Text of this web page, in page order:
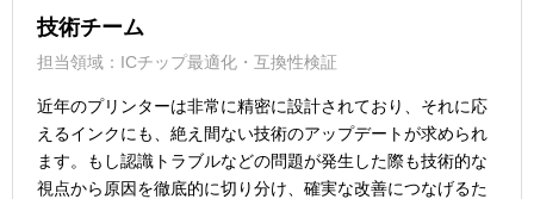
技術チーム
担当領域：ICチップ最適化・互換性検証
近年のプリンターは非常に精密に設計されており、それに応
えるインクにも、絶え間ない技術のアップデートが求められ
ます。もし認識トラブルなどの問題が発生した際も技術的な
視点から原因を徹底的に切り分け、確実な改善につなげるた